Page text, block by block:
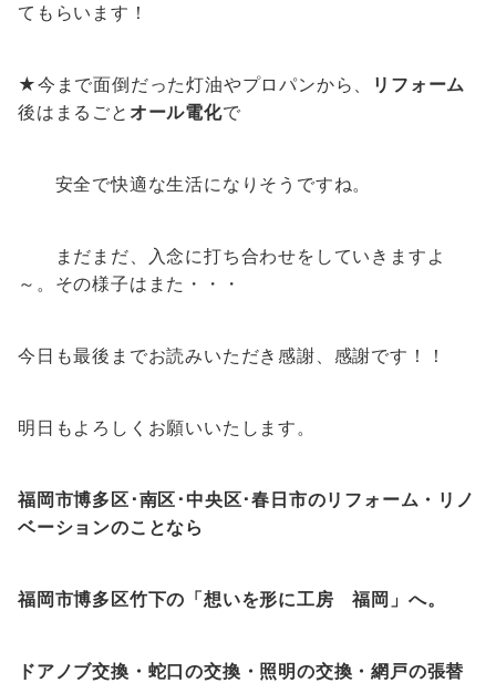
てもらいます！
★今まで面倒だった灯油やプロパンから、
リフォーム
後はまるごと オール電化で
安全で快適な生活になりそうですね。
まだまだ、入念に打ち合わせをしていきますよ
～。その様子はまた・・・
今日も最後までお読みいただき感謝、感謝です！！
明日もよろしくお願いいたします。
福岡市博多区･南区･中央区･春日市のリフォーム・リノ
ベーションのことなら
福岡市博多区竹下の「想いを形に工房 福岡 」へ。
ドアノブ交換・蛇口の交換・照明の交換・網戸の張替